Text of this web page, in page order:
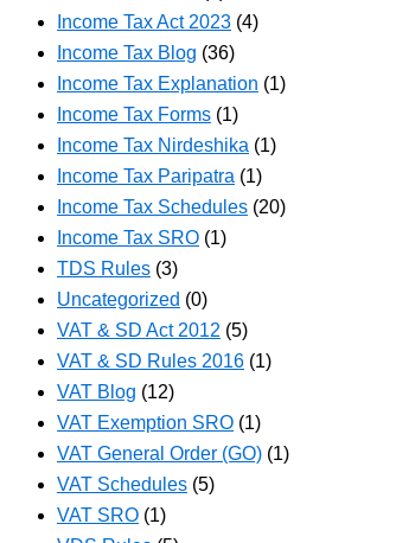
Income Tax Act 2023 (4)
Income Tax Blog (36)
Income Tax Explanation (1)
Income Tax Forms (1)
Income Tax Nirdeshika (1)
Income Tax Paripatra (1)
Income Tax Schedules (20)
Income Tax SRO (1)
TDS Rules (3)
Uncategorized (0)
VAT & SD Act 2012 (5)
VAT & SD Rules 2016 (1)
VAT Blog (12)
VAT Exemption SRO (1)
VAT General Order (GO) (1)
VAT Schedules (5)
VAT SRO (1)